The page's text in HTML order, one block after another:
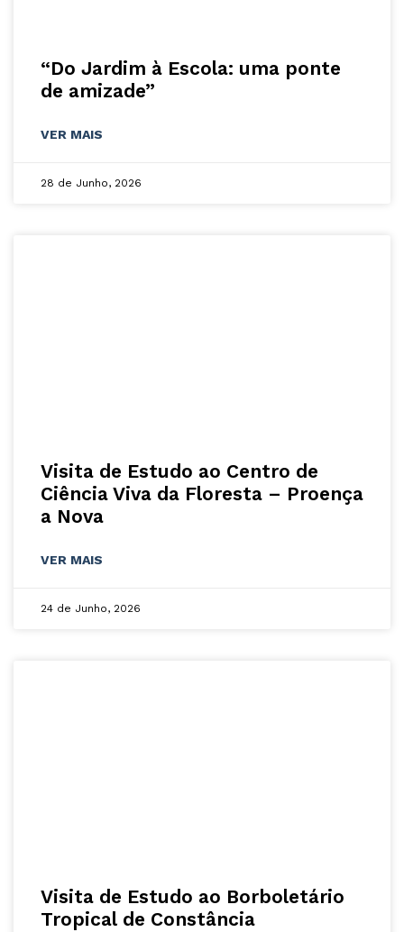
“Do Jardim à Escola: uma ponte
de amizade”
VER MAIS
28 de Junho, 2026
Visita de Estudo ao Centro de
Ciência Viva da Floresta – Proença
a Nova
VER MAIS
24 de Junho, 2026
Visita de Estudo ao Borboletário
Tropical de Constância